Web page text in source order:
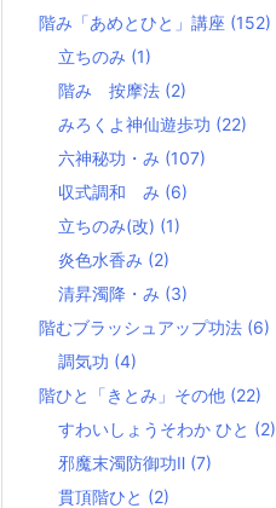
階み「あめとひと」講座 (152)
立ちのみ (1)
階み 按摩法 (2)
みろくよ神仙遊歩功 (22)
六神秘功・み (107)
収式調和 み (6)
立ちのみ(改) (1)
炎色水香み (2)
清昇濁降・み (3)
階むブラッシュアップ功法 (6)
調気功 (4)
階ひと「きとみ」その他 (22)
すわいしょうそわか ひと (2)
邪魔末濁防御功Ⅱ (7)
貫頂階ひと (2)